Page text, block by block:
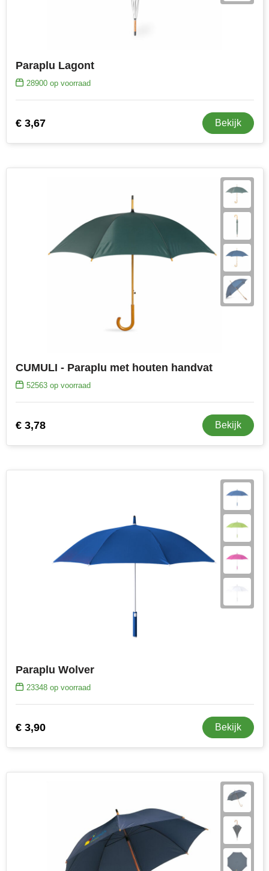
Paraplu Lagont
28900op voorraad
€ 3,67 Bekijk
CUMULI - Paraplu met houten handvat
52563op voorraad
€ 3,78 Bekijk
Paraplu Wolver
23348op voorraad
€ 3,90 Bekijk